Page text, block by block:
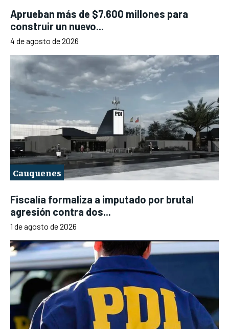
Aprueban más de $7.600 millones para
construir un nuevo...
4 de agosto de 2026
Cauquenes
Fiscalía formaliza a imputado por brutal
agresión contra dos...
1 de agosto de 2026